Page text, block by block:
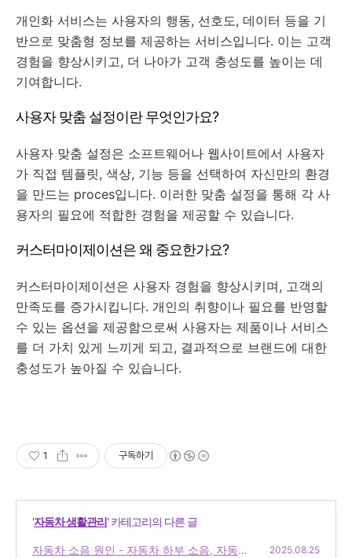
개인화 서비스는 사용자의 행동, 선호도, 데이터 등을 기
반으로 맞춤형 정보를 제공하는 서비스입니다. 이는 고객
경험을 향상시키고, 더 나아가 고객 충성도를 높이는 데
기여합니다.
사용자 맞춤 설정이란 무엇인가요?
사용자 맞춤 설정은 소프트웨어나 웹사이트에서 사용자
가 직접 템플릿, 색상, 기능 등을 선택하여 자신만의 환경
을 만드는 proces입니다. 이러한 맞춤 설정을 통해 각 사
용자의 필요에 적합한 경험을 제공할 수 있습니다.
커스터마이제이션은 왜 중요한가요?
커스터마이제이션은 사용자 경험을 향상시키며, 고객의
만족도를 증가시킵니다. 개인의 취향이나 필요를 반영할
수 있는 옵션을 제공함으로써 사용자는 제품이나 서비스
를 더 가치 있게 느끼게 되고, 결과적으로 브랜드에 대한
충성도가 높아질 수 있습니다.
1 구독하기
'자동차 생활관리' 카테고리의 다른 글
자동차 소음 원인 - 자동차 하부 소음, 자동차
2025.08.25